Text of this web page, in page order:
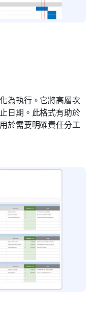
為執行。它將高層次
日期。此格式有助於
於需要明確責任分工